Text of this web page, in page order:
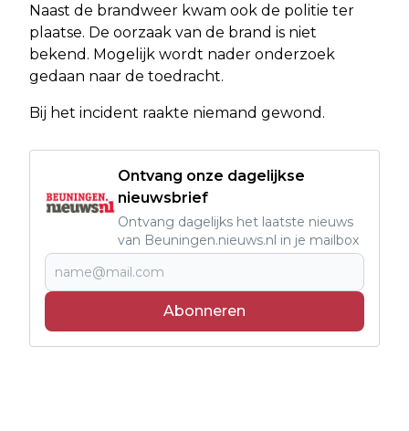
Naast de brandweer kwam ook de politie ter
plaatse. De oorzaak van de brand is niet
bekend. Mogelijk wordt nader onderzoek
gedaan naar de toedracht.
Bij het incident raakte niemand gewond.
Ontvang onze dagelijkse
nieuwsbrief
Ontvang dagelijks het laatste nieuws
van Beuningen.nieuws.nl in je mailbox
Abonneren